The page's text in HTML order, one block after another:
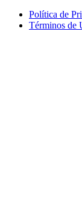
Política de
Términos de